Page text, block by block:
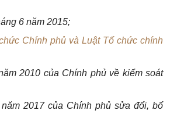
6 năm 2015;
Chính phủ và Luật Tổ chức chính
2010 của Chính phủ về kiểm soát
2017 của Chính phủ sửa đổi, bổ